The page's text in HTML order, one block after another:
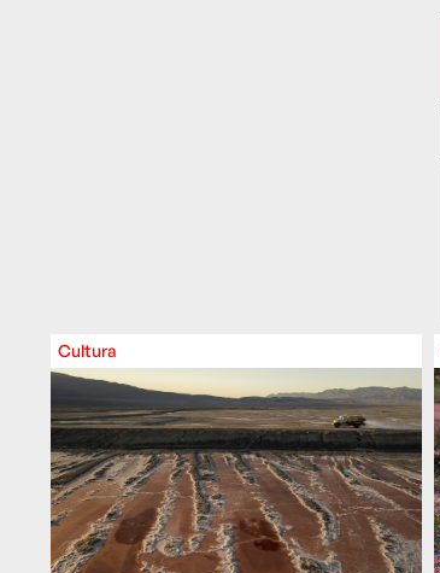
Cultura